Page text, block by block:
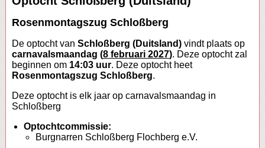
Rosenmontagszug Schloßberg
De optocht van Schloßberg (Duitsland) vindt plaats op
carnavalsmaandag (8 februari 2027). Deze optocht zal
beginnen om 14:03 uur. Deze optocht heet
Rosenmontagszug Schloßberg.
Deze optocht is elk jaar op carnavalsmaandag in
Schloßberg
Optochtcommissie:
Burgnarren Schloßberg Flochberg e.V.